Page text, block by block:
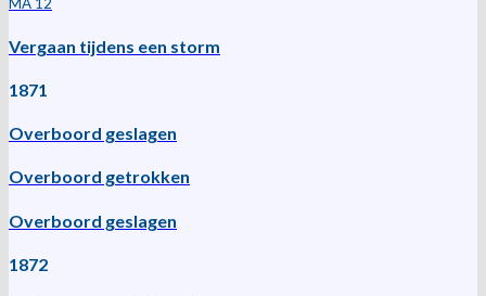
MA 12
Vergaan tijdens een storm
1871
Overboord geslagen
Overboord getrokken
Overboord geslagen
1872